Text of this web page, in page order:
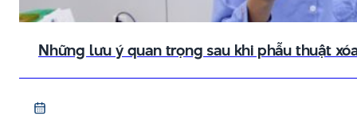
Những lưu ý quan trọng sau khi phẫu thuật